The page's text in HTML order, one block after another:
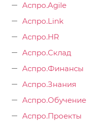
Аспро.Agile
Аспро.Link
Аспро.HR
Аспро.Склад
Аспро.Финансы
Аспро.Знания
Аспро.Обучение
Аспро.Проекты